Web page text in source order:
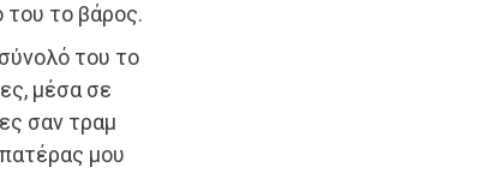
του το βάρος.
του το
μέσα σε
σαν τραμ
μου